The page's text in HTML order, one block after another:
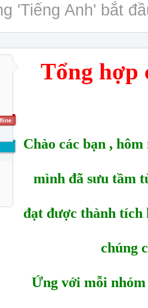
'Tiếng Anh' bắt
Tổng hợp
Chào các bạn ,
mình đã sưu tầm
đạt được thành
chúng
Ứng với mỗi nhóm